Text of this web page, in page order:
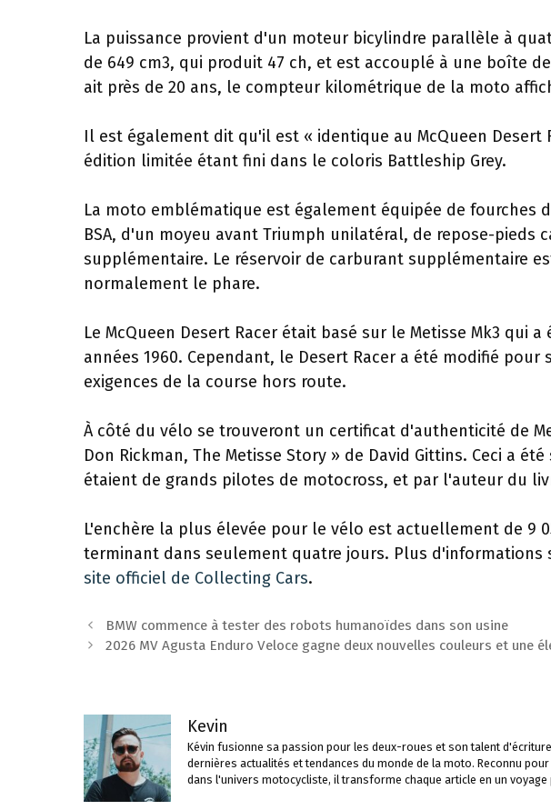
La puissance provient d'un moteur bicylindre parallèle à
de 649 cm3, qui produit 47 ch, et est accouplé à une boîte
ait près de 20 ans, le compteur kilométrique de la moto
Il est également dit qu'il est « identique au McQueen Desert
édition limitée étant fini dans le coloris Battleship Grey.
La moto emblématique est également équipée de fourches
BSA, d'un moyeu avant Triumph unilatéral, de repose-pieds
supplémentaire. Le réservoir de carburant supplémentaire
normalement le phare.
Le McQueen Desert Racer était basé sur le Metisse Mk3 qui
années 1960. Cependant, le Desert Racer a été modifié pour
exigences de la course hors route.
À côté du vélo se trouveront un certificat d'authenticité de
Don Rickman, The Metisse Story » de David Gittins. Ceci a
étaient de grands pilotes de motocross, et par l'auteur du
L'enchère la plus élevée pour le vélo est actuellement de 9
terminant dans seulement quatre jours. Plus
site officiel de Collecting Cars.
Navigation
des
BMW commence à tester des robots humanoïdes dans son usine
2026 MV Agusta Enduro Veloce gagne deux nouvelles couleurs et une
Kevin
Kévin fusionne sa passion pour les deux-roues et son talent
dernières actualités et tendances du monde de la moto. Reconnu
dans l'univers motocycliste, il transforme chaque article en un